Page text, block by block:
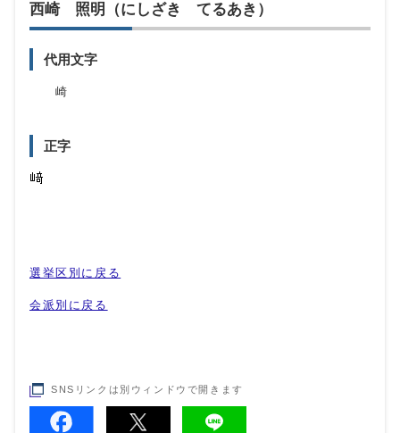
西崎 照明（にしざき てるあき）
代用文字
崎
正字
選挙区別に戻る
会派別に戻る
SNSリンクは別ウィンドウで開きます